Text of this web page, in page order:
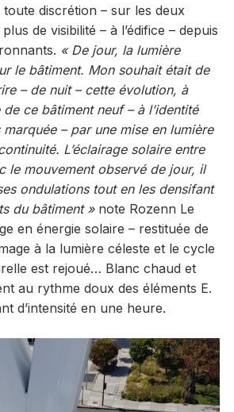
toute discrétion – sur les deux
de visibilité – à l’édifice – depuis
« De jour, la lumière
le bâtiment. Mon souhait était de
– de nuit – cette évolution, à
de ce bâtiment neuf – à l’identité
– par une mise en lumière
L’éclairage solaire entre
le mouvement observé de jour, il
ondulations tout en les densifant
du bâtiment »note Rozenn Le
en énergie solaire – restituée de
à la lumière céleste et le cycle
est rejoué… Blanc chaud et
au rythme doux des éléments E.
d’intensité en une heure.